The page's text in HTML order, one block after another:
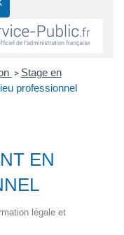
> Stage en
professionnel
EN
légale et